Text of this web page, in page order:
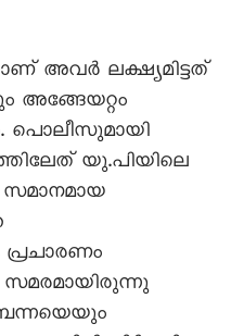
അവർ ലക്ഷ്യമിട്ടത്
പൊലീസുമായി
യു.പിയിലെ
സമരമായിരുന്നു